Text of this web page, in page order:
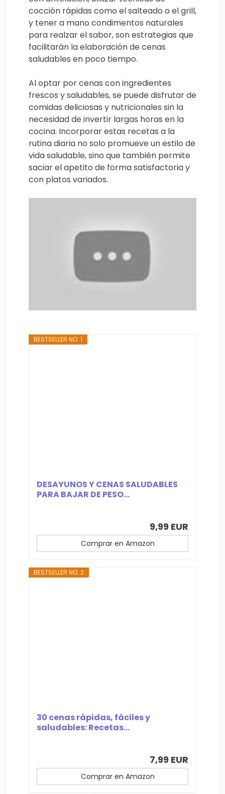
cocción rápidas como el salteado o el grill,
y tener a mano condimentos naturales
para realzar el sabor, son estrategias que
facilitarán la elaboración de cenas
saludables en poco tiempo.
Al optar por cenas con ingredientes
frescos y saludables, se puede disfrutar de
comidas deliciosas y nutricionales sin la
necesidad de invertir largas horas en la
cocina. Incorporar estas recetas a la
rutina diaria no solo promueve un estilo de
vida saludable, sino que también permite
saciar el apetito de forma satisfactoria y
con platos variados.
BESTSELLER NO. 1
DESAYUNOS Y CENAS SALUDABLES
PARA BAJAR DE PESO...
9,99 EUR
Comprar en Amazon
BESTSELLER NO. 2
30 cenas rápidas, fáciles y
saludables: Recetas...
7,99 EUR
Comprar en Amazon